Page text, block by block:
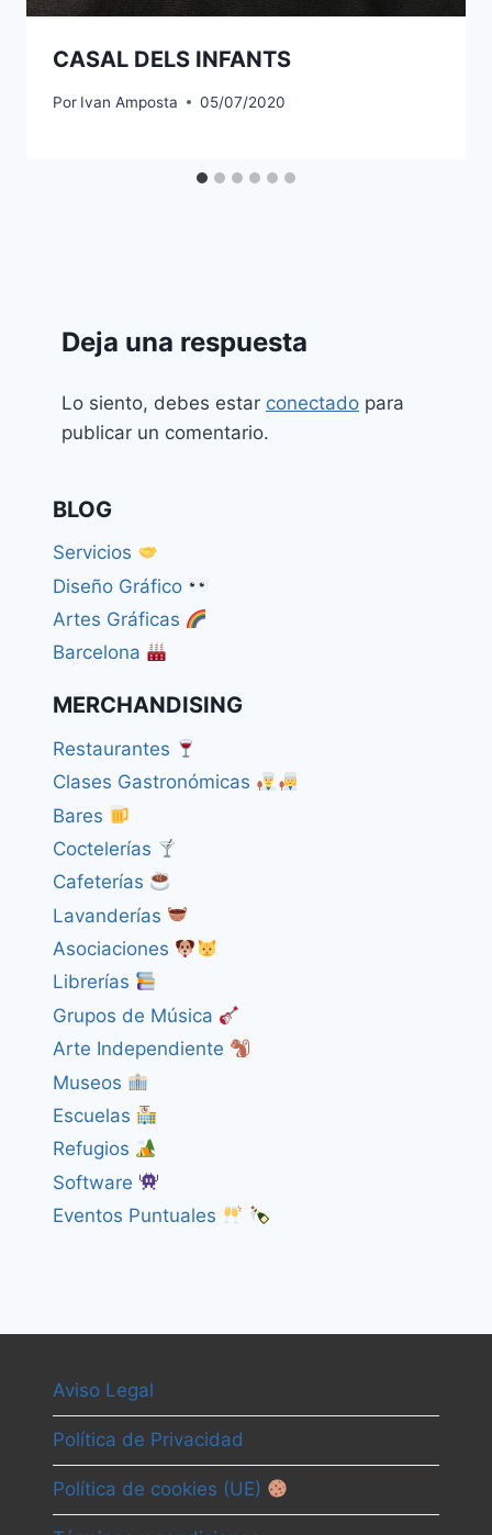
CASAL DELS INFANTS
Por Ivan Amposta 05/07/2020
Deja una respuesta
Lo siento, debes estar conectado para
publicar un comentario.
BLOG
Servicios
Diseño Gráfico
Artes Gráficas
Barcelona
MERCHANDISING
Restaurantes
Clases Gastronómicas
Bares
Coctelerías
Cafeterías
Lavanderías
Asociaciones
Librerías
Grupos de Música
Arte Independiente
Museos
Escuelas
Refugios
Software
Eventos Puntuales
Aviso Legal
Política de Privacidad
Política de cookies (UE)